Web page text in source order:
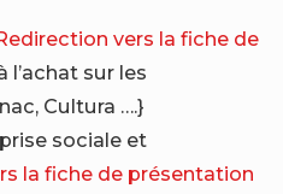
vers la fiche de
l’achat sur les
Cultura ….}
sociale et
la fiche de présentation